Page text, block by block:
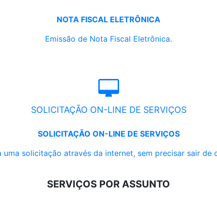
NOTA FISCAL ELETRÔNICA
Emissão de Nota Fiscal Eletrônica.
SOLICITAÇÃO ON-LINE DE SERVIÇOS
SOLICITAÇÃO ON-LINE DE SERVIÇOS
uma solicitação através da internet, sem precisar sair de
SERVIÇOS POR ASSUNTO